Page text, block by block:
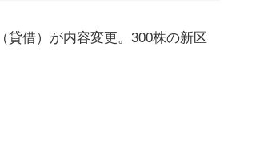
貸借）が内容変更。300株の新区